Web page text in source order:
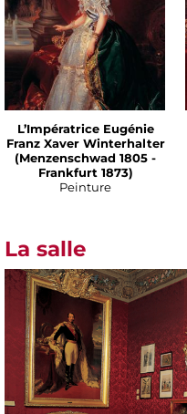
L’Impératrice Eugénie
Franz Xaver Winterhalter
(Menzenschwad 1805 -
Frankfurt 1873)
Peinture
La salle